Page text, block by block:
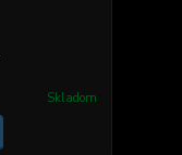
Skladom